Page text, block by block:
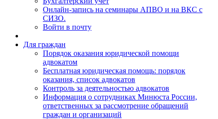
Онлайн-запись на семинары АПВО и на ВКС с
СИЗО.
Войти в почту
Для граждан
Порядок оказания юридической помощи
адвокатом
Бесплатная юридическая помощь: порядок
оказания, список адвокатов
Контроль за деятельностью адвокатов
Информация о сотрудниках Минюста России,
ответственных за рассмотрение обращений
граждан и организаций